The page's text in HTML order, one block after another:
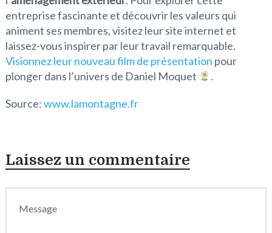
entreprise fascinante et découvrir les valeurs qui
animent ses membres, visitez leur site internet et
laissez-vous inspirer par leur travail remarquable.
Visionnez leur nouveau film de présentation pour
plonger dans l’univers de Daniel Moquet
.
Source:www.lamontagne.fr
Laissez un commentaire